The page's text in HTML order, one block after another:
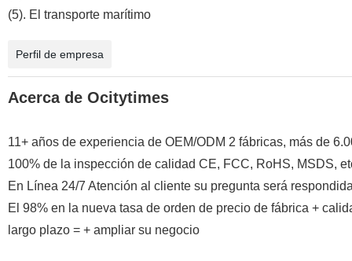
(5). El transporte marítimo
Perfil de empresa
Acerca de Ocitytimes
11+ años de experiencia de OEM/ODM 2 fábricas, más de
100% de la inspección de calidad CE, FCC, RoHS, MSDS,
En Línea 24/7 Atención al cliente su pregunta será
El 98% en la nueva tasa de orden de precio de fábrica +
largo plazo = + ampliar su negocio